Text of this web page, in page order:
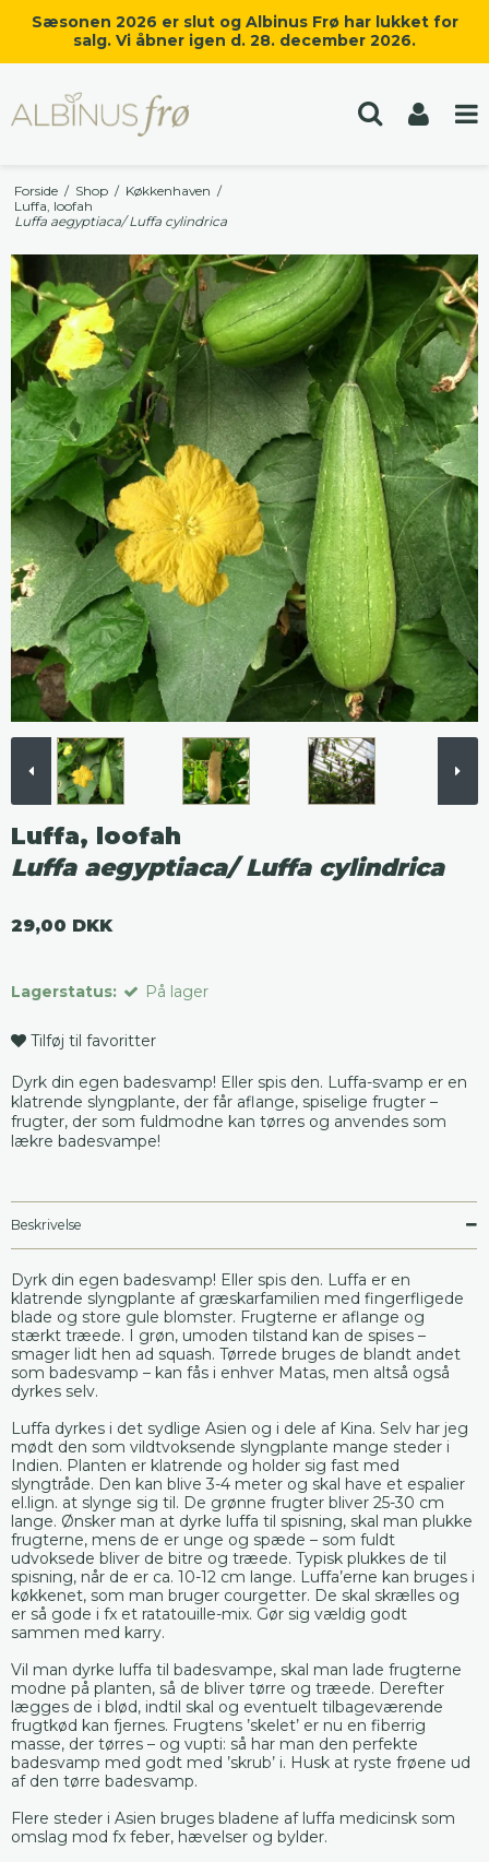
Sæsonen 2026 er slut og Albinus Frø har lukket for
salg. Vi åbner igen d. 28. december 2026.
Forside / Shop / Køkkenhaven /
Luffa, loofah
Luffa aegyptiaca/ Luffa cylindrica
Luffa, loofah
Luffa aegyptiaca/ Luffa cylindrica
29,00 DKK
Lagerstatus: På lager
Tilføj til favoritter
Dyrk din egen badesvamp! Eller spis den. Luffa-svamp er en
klatrende slyngplante, der får aflange, spiselige frugter –
frugter, der som fuldmodne kan tørres og anvendes som
lækre badesvampe!
Beskrivelse
Dyrk din egen badesvamp! Eller spis den. Luffa er en
klatrende slyngplante af græskarfamilien med fingerfligede
blade og store gule blomster. Frugterne er aflange og
stærkt træede. I grøn, umoden tilstand kan de spises –
smager lidt hen ad squash. Tørrede bruges de blandt andet
som badesvamp – kan fås i enhver Matas, men altså også
dyrkes selv.
Luffa dyrkes i det sydlige Asien og i dele af Kina. Selv har jeg
mødt den som vildtvoksende slyngplante mange steder i
Indien. Planten er klatrende og holder sig fast med
slyngtråde. Den kan blive 3-4 meter og skal have et espalier
el.lign. at slynge sig til. De grønne frugter bliver 25-30 cm
lange. Ønsker man at dyrke luffa til spisning, skal man plukke
frugterne, mens de er unge og spæde – som fuldt
udvoksede bliver de bitre og træede. Typisk plukkes de til
spisning, når de er ca. 10-12 cm lange. Luffa’erne kan bruges i
køkkenet, som man bruger courgetter. De skal skrælles og
er så gode i fx et ratatouille-mix. Gør sig vældig godt
sammen med karry.
Vil man dyrke luffa til badesvampe, skal man lade frugterne
modne på planten, så de bliver tørre og træede. Derefter
lægges de i blød, indtil skal og eventuelt tilbageværende
frugtkød kan fjernes. Frugtens ’skelet’ er nu en fiberrig
masse, der tørres – og vupti: så har man den perfekte
badesvamp med godt med ’skrub’ i. Husk at ryste frøene ud
af den tørre badesvamp.
Flere steder i Asien bruges bladene af luffa medicinsk som
omslag mod fx feber, hævelser og bylder.